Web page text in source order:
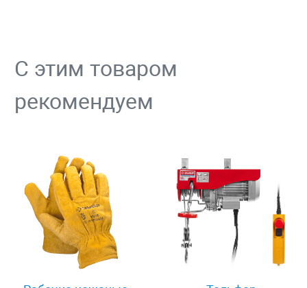
С этим товаром
рекомендуем